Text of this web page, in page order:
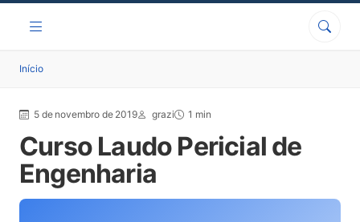
Início
5 de novembro de 2019 grazi 1 min
Curso Laudo Pericial de
Engenharia